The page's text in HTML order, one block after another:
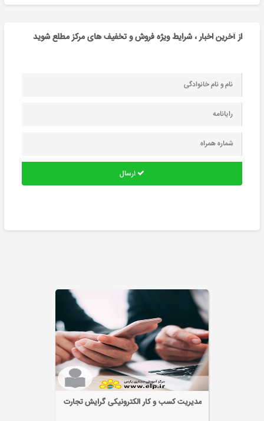
از آخرین اخبار ، شرایط ویژه فروش و تخفیف های مرکز مطلع شوید
ارسال
مدیریت کسب و کار الکترونیکی گرایش تجارت